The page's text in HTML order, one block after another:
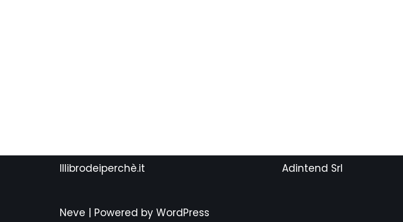
Illibrodeiperchè.it Adintend Srl
Neve | Powered by WordPress